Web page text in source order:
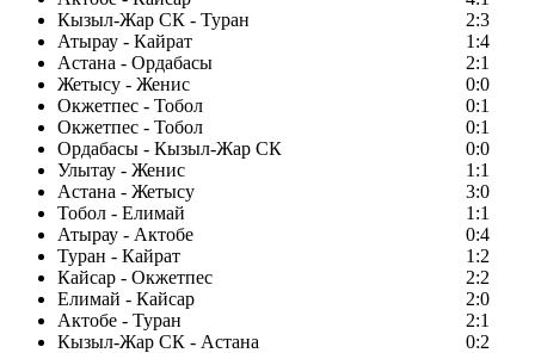
Кызыл-Жар СК - Туран
2:3
Атырау - Кайрат
1:4
Астана - Ордабасы
2:1
Жетысу - Женис
0:0
Окжетпес - Тобол
0:1
Окжетпес - Тобол
0:1
Ордабасы - Кызыл-Жар СК
0:0
Улытау - Женис
1:1
Астана - Жетысу
3:0
Тобол - Елимай
1:1
Атырау - Актобе
0:4
Туран - Кайрат
1:2
Кайсар - Окжетпес
2:2
Елимай - Кайсар
2:0
Актобе - Туран
2:1
Кызыл-Жар СК - Астана
0:2